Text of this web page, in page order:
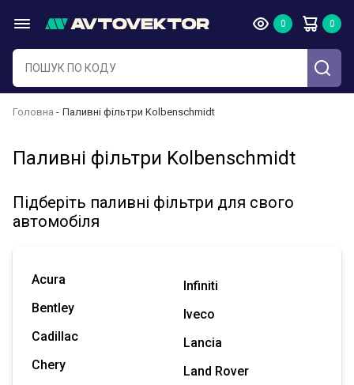
Головна Паливні фільтри Kolbenschmidt
Паливні фільтри Kolbenschmidt
Підберіть паливні фільтри для свого
автомобіля
Acura
Bentley
Cadillac
Chery
Infiniti
Iveco
Lancia
Land Rover